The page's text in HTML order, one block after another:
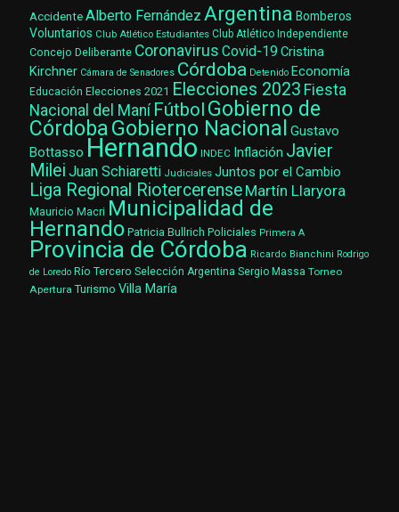
AccidenteAlberto Fernández Argentina Bomberos
Voluntarios Club Atlético Estudiantes Club Atlético Independiente
Concejo Deliberante Coronavirus Covid-19 Cristina
Kirchner Cámara de Senadores Córdoba Detenido Economía
Educación Elecciones 2021 Elecciones 2023 Fiesta
Nacional del Maní Fútbol Gobierno de
CórdobaGobierno Nacional Gustavo
Bottasso Hernando INDEC Inflación Javier
Milei Juan Schiaretti Judiciales Juntos por el Cambio
Liga Regional Riotercerense Martín Llaryora
Mauricio Macri Municipalidad de
Hernando Patricia Bullrich Policiales Primera A
Provincia de Córdoba Ricardo Bianchini Rodrigo
de Loredo Río Tercero Selección Argentina Sergio Massa Torneo
Apertura Turismo Villa María